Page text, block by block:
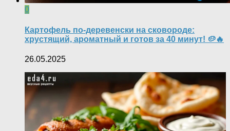
0
Картофель по-деревенски на сковороде:
хрустящий, ароматный и готов за 40 минут! 🥔🔥
26.05.2025